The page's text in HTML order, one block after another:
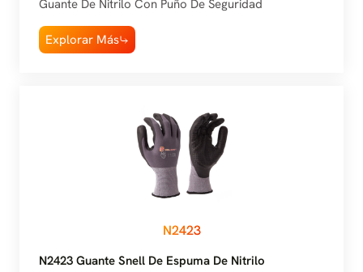
Guante De Nitrilo Con Puño De Seguridad
Explorar Más
N2423
N2423 Guante Snell De Espuma De Nitrilo